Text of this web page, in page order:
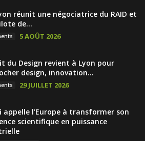
réunit une négociatrice du RAID et
de...
5 AOÛT 2026
du Design revient à Lyon pour
design, innovation...
29 JUILLET 2026
appelle l’Europe à transformer son
scientifique en puissance